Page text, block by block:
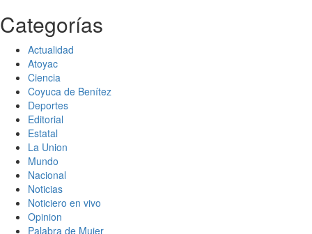
Categorías
Actualidad
Atoyac
Ciencia
Coyuca de Benítez
Deportes
Editorial
Estatal
La Union
Mundo
Nacional
Noticias
Noticiero en vivo
Opinion
Palabra de Mujer